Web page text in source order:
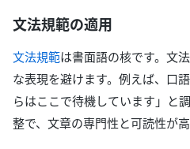
文法規範の適用
文法規範は書面語の核です。文
な表現を避けます。例えば、口
らはここで待機しています」と
整で、文章の専門性と可読性が高